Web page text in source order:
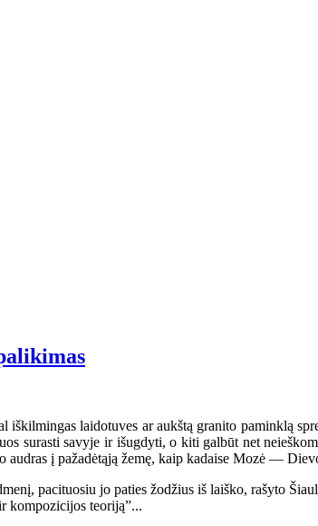
laidotuves ar aukštą granito paminklą
surasti savyje ir išugdyti, o kiti galbūt net
į pažadėtąją žemę, kaip kadaise Mozė —
pacituosiu jo paties žodžius iš laiško, rašyto
kompozicijos teoriją”...